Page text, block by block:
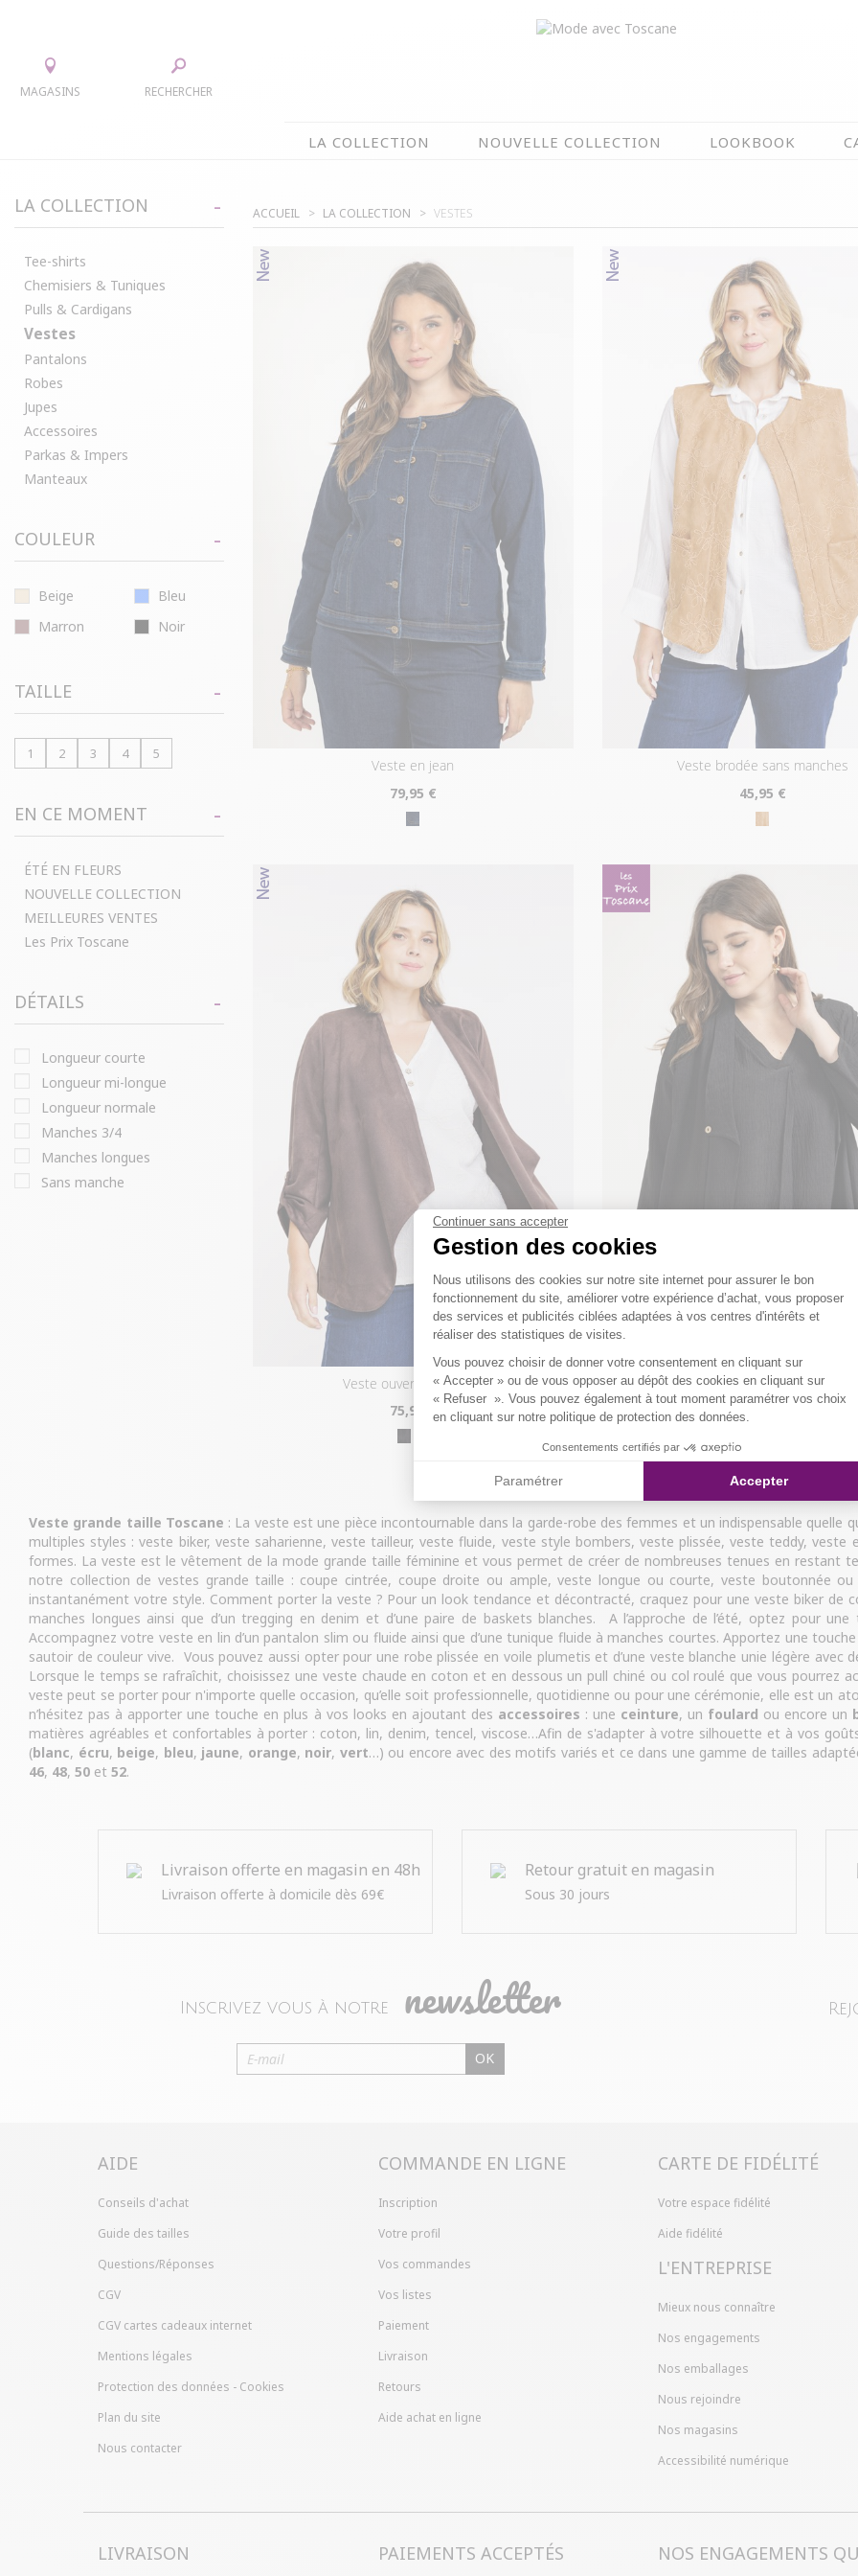
Continuer sans accepter
Gestion des cookies
Plateforme de Gestion du
Nous utilisons des cookies sur notre site internet pour assurer le bon
fonctionnement du site, améliorer votre expérience d’achat, vous proposer
des services et publicités ciblées adaptées à vos centres d'intérêts et
réaliser des statistiques de visites.
Vous pouvez choisir de donner votre consentement en cliquant sur
« Accepter » ou de vous opposer au dépôt des cookies en cliquant sur
« Refuser ». Vous pouvez également à tout moment paramétrer vos choix
en cliquant sur notre politique de protection des données.
Consentements certifiés par
Paramétrer Accepter
MAGASINS RECHERCHER
LA COLLECTION NOUVELLE COLLECTION LOOKBOOK
TEE-SHIRTS
CHEMISIERS & TUNIQUES
PULLS & CARDIGANS
VESTES
JUPES
ACCESSOIRES
PARKAS & IMPERS
MANTEAUX
ÉTÉ EN FLEURS
NOUVELLE COLLECTION
MEILLEURES VENTES
LES PRIX TOSCANE
LA COLLECTION
Tee-shirts
Chemisiers & Tuniques
Pulls & Cardigans
Vestes
Pantalons
Robes
Jupes
Accessoires
Parkas & Impers
Manteaux
COULEUR
Beige
Bleu
Marron
Noir
TAILLE
1 2 3 4 5
EN CE MOMENT
ÉTÉ EN FLEURS
NOUVELLE COLLECTION
MEILLEURES VENTES
Les Prix Toscane
DÉTAILS
longueur courte
longueur mi-longue
longueur normale
manches 3/4
manches longues
sans manche
ACCUEIL LA COLLECTION VESTES
veste en jean
79,95 €
veste brodée sans manches
45,95 €
veste ouverte col châle
75,95 €
veste ouverte unie
4.5/5- 2avis
Veste grande taille Toscane : La veste est une pièce incontournable dans la garde-robe des femmes et un indispensable quelle
multiples styles : veste biker, veste saharienne, veste tailleur, veste fluide, veste style bombers, veste plissée, veste teddy,
formes. La veste est le vêtement de la mode grande taille féminine et vous permet de créer de nombreuses tenues en restant
notre collection de vestes grande taille : coupe cintrée, coupe droite ou ample, veste longue ou courte, veste boutonnée
instantanément votre style. Comment porter la veste ? Pour un look tendance et décontracté, craquez pour une veste biker de
manches longues ainsi que d’un tregging en denim et d’une paire de baskets blanches. A l’approche de l’été, optez pour
Accompagnez votre veste en lin d’un pantalon slim ou fluide ainsi que d’une tunique fluide à manches courtes. Apportez une
sautoir de couleur vive. Vous pouvez aussi opter pour une robe plissée en voile plumetis et d’une veste blanche unie légère
Lorsque le temps se rafraîchit, choisissez une veste chaude en coton et en dessous un pull chiné ou col roulé que vous pourrez
veste peut se porter pour n'importe quelle occasion, qu’elle soit professionnelle, quotidienne ou pour une cérémonie, elle est un
n’hésitez pas à apporter une touche en plus à vos looks en ajoutant des accessoires : une ceinture, un foulard ou encore un
matières agréables et confortables à porter : coton, lin, denim, tencel, viscose…Afin de s'adapter à votre silhouette et à vos
(blanc, écru, beige, bleu, jaune, orange, noir, vert…) ou encore avec des motifs variés et ce dans une gamme de tailles
46, 48, 50 et 52.
Livraison offerte en magasin en 48h
Livraison offerte à domicile dès 69€
Retour gratuit en magasin
Sous 30 jours
Inscrivez vous à notre newsletter
OK
AIDE
Conseils d'achat
Guide des tailles
Questions/Réponses
CGV
CGV cartes cadeaux internet
Mentions légales
Protection des données - Cookies
Plan du site
Nous contacter
COMMANDE EN LIGNE
Inscription
Votre profil
Vos commandes
Vos listes
Paiement
Livraison
Retours
Aide achat en ligne
CARTE DE FIDÉLITÉ
Votre espace fidélité
Aide fidélité
L'ENTREPRISE
Mieux nous connaître
Nos engagements
Nos emballages
Nous rejoindre
Nos magasins
Accessibilité numérique
LIVRAISON PAIEMENTS ACCEPTÉS NOS ENGAGEMENTS